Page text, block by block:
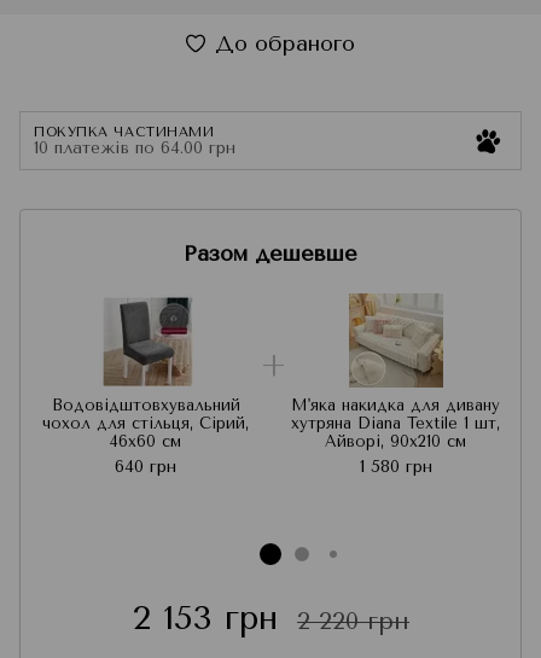
До обраного
ПОКУПКА ЧАСТИНАМИ
10 платежів по 64.00 грн
Разом дешевше
Водовідштовхувальний
чохол для стільця, Сірий,
46x60 см
640 грн
М'яка накидка для дивану
хутряна Diana Textile 1 шт,
Айворі, 90x210 см
1 580 грн
2 153 грн 2 220 грн